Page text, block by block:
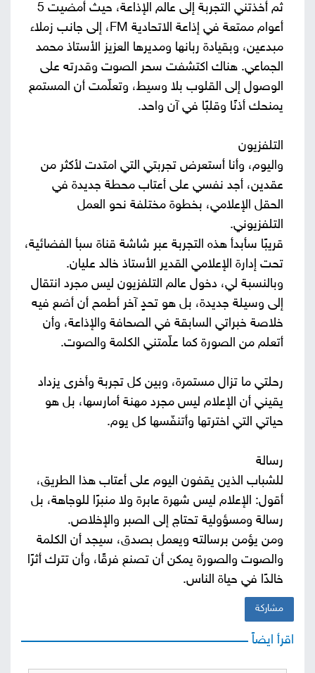
ثم أخذتني التجربة إلى عالم الإذاعة، حيث أمضيت 5
أعوام ممتعة في إذاعة الاتحادية FM، إلى جانب زملاء
مبدعين، وبقيادة ربانها ومديرها العزيز الأستاذ محمد
الجماعي. هناك اكتشفت سحر الصوت وقدرته على
الوصول إلى القلوب بلا وسيط، وتعلّمت أن المستمع
يمنحك أذنًا وقلبًا في آن واحد.
التلفزيون
واليوم، وأنا أستعرض تجربتي التي امتدت لأكثر من
عقدين، أجد نفسي على أعتاب محطة جديدة في
الحقل الإعلامي، بخطوة مختلفة نحو العمل
التلفزيوني.
قريبًا سأبدأ هذه التجربة عبر شاشة قناة سبأ الفضائية،
تحت إدارة الإعلامي القدير الأستاذ خالد عليان.
وبالنسبة لي، دخول عالم التلفزيون ليس مجرد انتقال
إلى وسيلة جديدة، بل هو تحدٍ آخر أطمح أن أضع فيه
خلاصة خبراتي السابقة في الصحافة والإذاعة، وأن
أتعلم من الصورة كما علّمتني الكلمة والصوت.
رحلتي ما تزال مستمرة، وبين كل تجربة وأخرى يزداد
يقيني أن الإعلام ليس مجرد مهنة أمارسها، بل هو
حياتي التي اخترتها وأتنفّسها كل يوم.
رسالة
للشباب الذين يقفون اليوم على أعتاب هذا الطريق،
أقول: الإعلام ليس شهرة عابرة ولا منبرًا للوجاهة، بل
رسالة ومسؤولية تحتاج إلى الصبر والإخلاص.
ومن يؤمن برسالته ويعمل بصدق، سيجد أن الكلمة
والصوت والصورة يمكن أن تصنع فرقًا، وأن تترك أثرًا
خالدًا في حياة الناس.
مشاركة
اقرأ ايضاً